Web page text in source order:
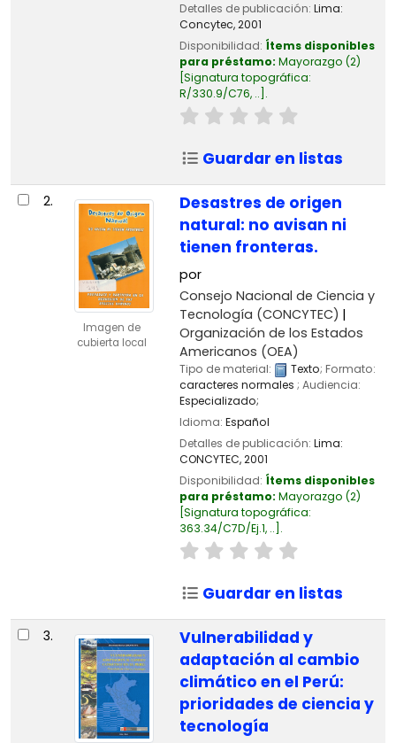
Detalles de publicación: Lima:
Concytec,2001
Disponibilidad: Ítems disponibles
para préstamo: Mayorazgo (2)
Signatura topográfica:
R/330.9/C76, .. .
Guardar en listas
2.
Imagen de
cubierta local
Desastres de origen
natural: no avisan ni
tienen fronteras.
por
Consejo Nacional de Ciencia y
Tecnología (CONCYTEC)
Organización de los Estados
Americanos (OEA)
Tipo de material: Texto; Formato:
caracteres normales ; Audiencia:
Especializado;
Idioma: Español
Detalles de publicación: Lima:
CONCYTEC,2001
Disponibilidad: Ítems disponibles
para préstamo: Mayorazgo (2)
Signatura topográfica:
363.34/C7D/Ej.1, .. .
Guardar en listas
3.
Vulnerabilidad y
adaptación al cambio
climático en el Perú:
prioridades de ciencia y
tecnología